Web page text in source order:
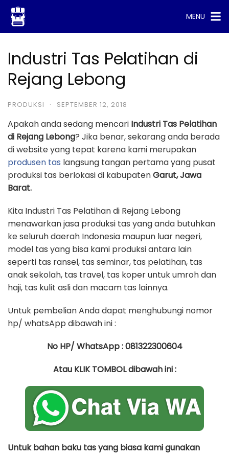
Skip
content
MENU
Industri Tas Pelatihan di
Rejang Lebong
PRODUKSI · SEPTEMBER 12, 2018
Apakah anda sedang mencari Industri Tas Pelatihan
di Rejang Lebong? Jika benar, sekarang anda berada
di website yang tepat karena kami merupakan
produsen tas langsung tangan pertama yang pusat
produksi tas berlokasi di kabupatenGarut, Jawa
Barat.
Kita Industri Tas Pelatihan di Rejang Lebong
menawarkan jasa produksi tas yang anda butuhkan
ke seluruh daerah Indonesia maupun luar negeri,
model tas yang bisa kami produksi antara lain
seperti tas ransel, tas seminar, tas pelatihan, tas
anak sekolah, tas travel, tas koper untuk umroh dan
haji, tas kulit asli dan macam tas lainnya.
Untuk pembelian Anda dapat menghubungi nomor
hp/ whatsApp dibawah ini :
No HP/ WhatsApp : 081322300604
Atau KLIK TOMBOL dibawah ini :
Untuk bahan baku tas yang biasa kami gunakan